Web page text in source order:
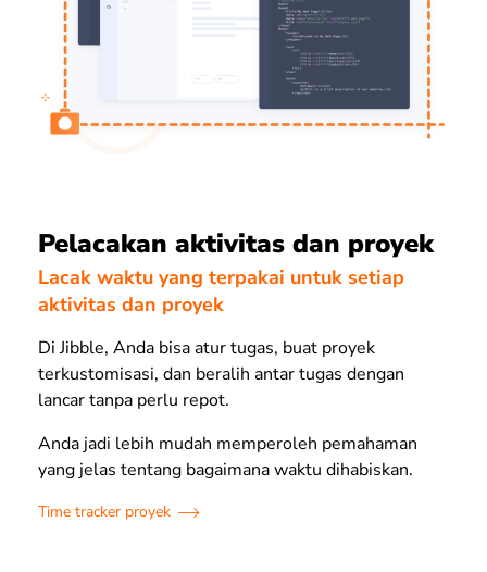
Pelacakan aktivitas dan proyek
Lacak waktu yang terpakai untuk setiap
aktivitas dan proyek
Di Jibble, Anda bisa atur tugas, buat proyek
terkustomisasi, dan beralih antar tugas dengan
lancar tanpa perlu repot.
Anda jadi lebih mudah memperoleh pemahaman
yang jelas tentang bagaimana waktu dihabiskan.
Time tracker proyek